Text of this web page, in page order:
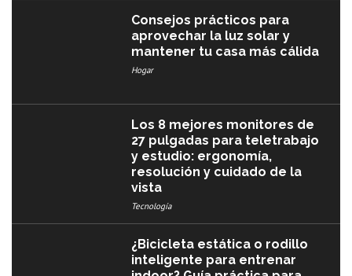
Consejos prácticos para
aprovechar la luz solar y
mantener tu casa más cálida
Hogar
Los 8 mejores monitores de
27 pulgadas para teletrabajo
y estudio: ergonomía,
resolución y cuidado de la
vista
Tecnología
¿Bicicleta estática o rodillo
inteligente para entrenar